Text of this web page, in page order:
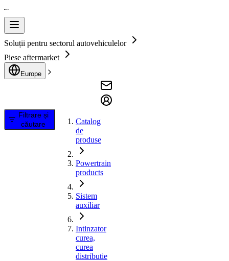
Soluții pentru sectorul autovehiculelor
Piese aftermarket
Europe
Filtrare și
căutare
Catalog
de
produse
Powertrain
products
Sistem
auxiliar
Intinzator
curea,
curea
distributie